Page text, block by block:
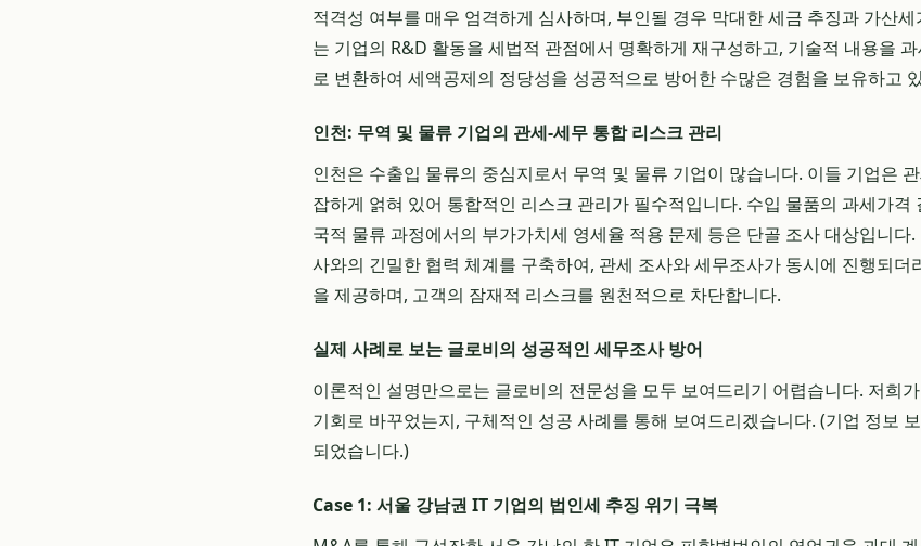
적격성 여부를 매우 엄격하게 심사하며, 부인될 경우 막대한 세금 추징과 가산
는 기업의 R&D 활동을 세법적 관점에서 명확하게 재구성하고, 기술적 내용을
로 변환하여 세액공제의 정당성을 성공적으로 방어한 수많은 경험을 보유하고
인천: 무역 및 물류 기업의 관세-세무 통합 리스크 관리
인천은 수출입 물류의 중심지로서 무역 및 물류 기업이 많습니다. 이들 기업은
잡하게 얽혀 있어 통합적인 리스크 관리가 필수적입니다. 수입 물품의 과세가
국적 물류 과정에서의 부가가치세 영세율 적용 문제 등은 단골 조사 대상입니다.
사와의 긴밀한 협력 체계를 구축하여, 관세 조사와 세무조사가 동시에 진행되더
을 제공하며, 고객의 잠재적 리스크를 원천적으로 차단합니다.
실제 사례로 보는 글로비의 성공적인 세무조사 방어
이론적인 설명만으로는 글로비의 전문성을 모두 보여드리기 어렵습니다. 저희
기회로 바꾸었는지, 구체적인 성공 사례를 통해 보여드리겠습니다. (기업 정보
되었습니다.)
Case 1: 서울 강남권 IT 기업의 법인세 추징 위기 극복